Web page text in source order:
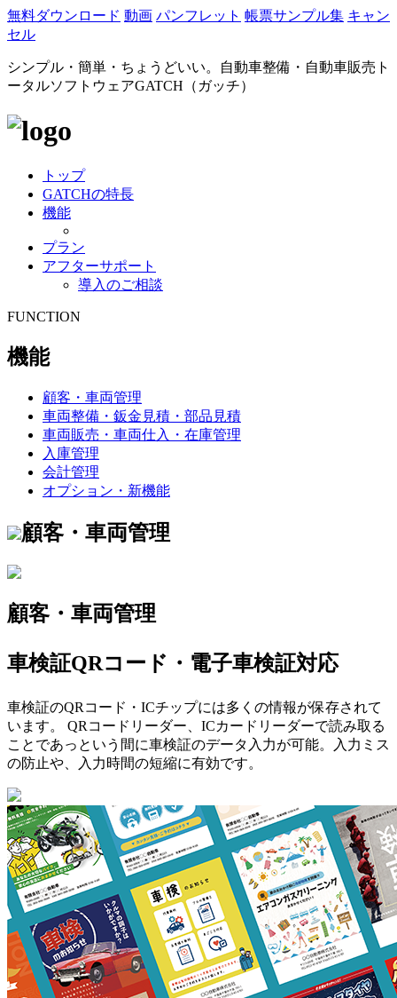
無料ダウンロード 動画 パンフレット 帳票サンプル集 キャン
セル
シンプル・簡単・ちょうどいい。自動車整備・自動車販売ト
ータルソフトウェアGATCH（ガッチ）
トップ
GATCHの特長
機能
プラン
アフターサポート
導入のご相談
FUNCTION
機能
顧客・車両管理
車両整備・鈑金見積・部品見積
車両販売・車両仕入・在庫管理
入庫管理
会計管理
オプション・新機能
顧客・車両管理
顧客・車両管理
車検証QRコード・電子車検証対応
車検証のQRコード・ICチップには多くの情報が保存されて
います。 QRコードリーダー、ICカードリーダーで読み取る
ことであっという間に車検証のデータ入力が可能。入力ミス
の防止や、入力時間の短縮に有効です。